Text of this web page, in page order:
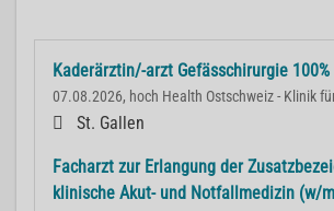
Kaderärztin/-arzt Gefässchirurgie 100%
07.08.2026, hoch Health Ostschweiz - Klinik
St. Gallen
Facharzt zur Erlangung der
klinische Akut- und Notfallmedizin (w/